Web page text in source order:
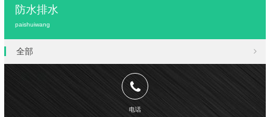
防水排水
paishuiwang
全部
电话